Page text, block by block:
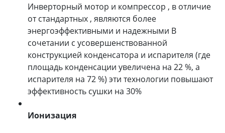
Инверторный мотор и компрессор , в отличие
от стандартных , являются более
энергоэффективными и надежными В
сочетании с усовершенствованной
конструкцией конденсатора и испарителя (где
площадь конденсации увеличена на 22 %, а
испарителя на 72 %) эти технологии повышают
эффективность сушки на 30%
Ионизация